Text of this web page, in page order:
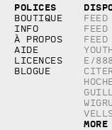
Polices
Boutique
Info
À propos
Aide
Licences
Blogue
Feed
Feed
E/
Copyright ©
Tous droits